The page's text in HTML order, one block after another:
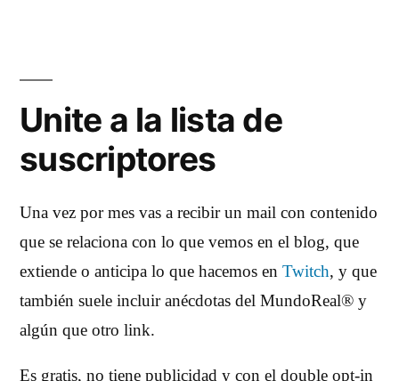
Unite a la lista de
suscriptores
Una vez por mes vas a recibir un mail con contenido
que se relaciona con lo que vemos en el blog, que
extiende o anticipa lo que hacemos en Twitch, y que
también suele incluir anécdotas del MundoReal® y
algún que otro link.
Es gratis, no tiene publicidad y con el double opt-in